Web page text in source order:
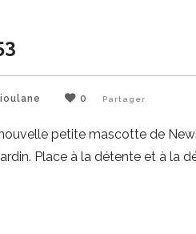
0 Partager
petite mascotte de
Place à la détente et à la